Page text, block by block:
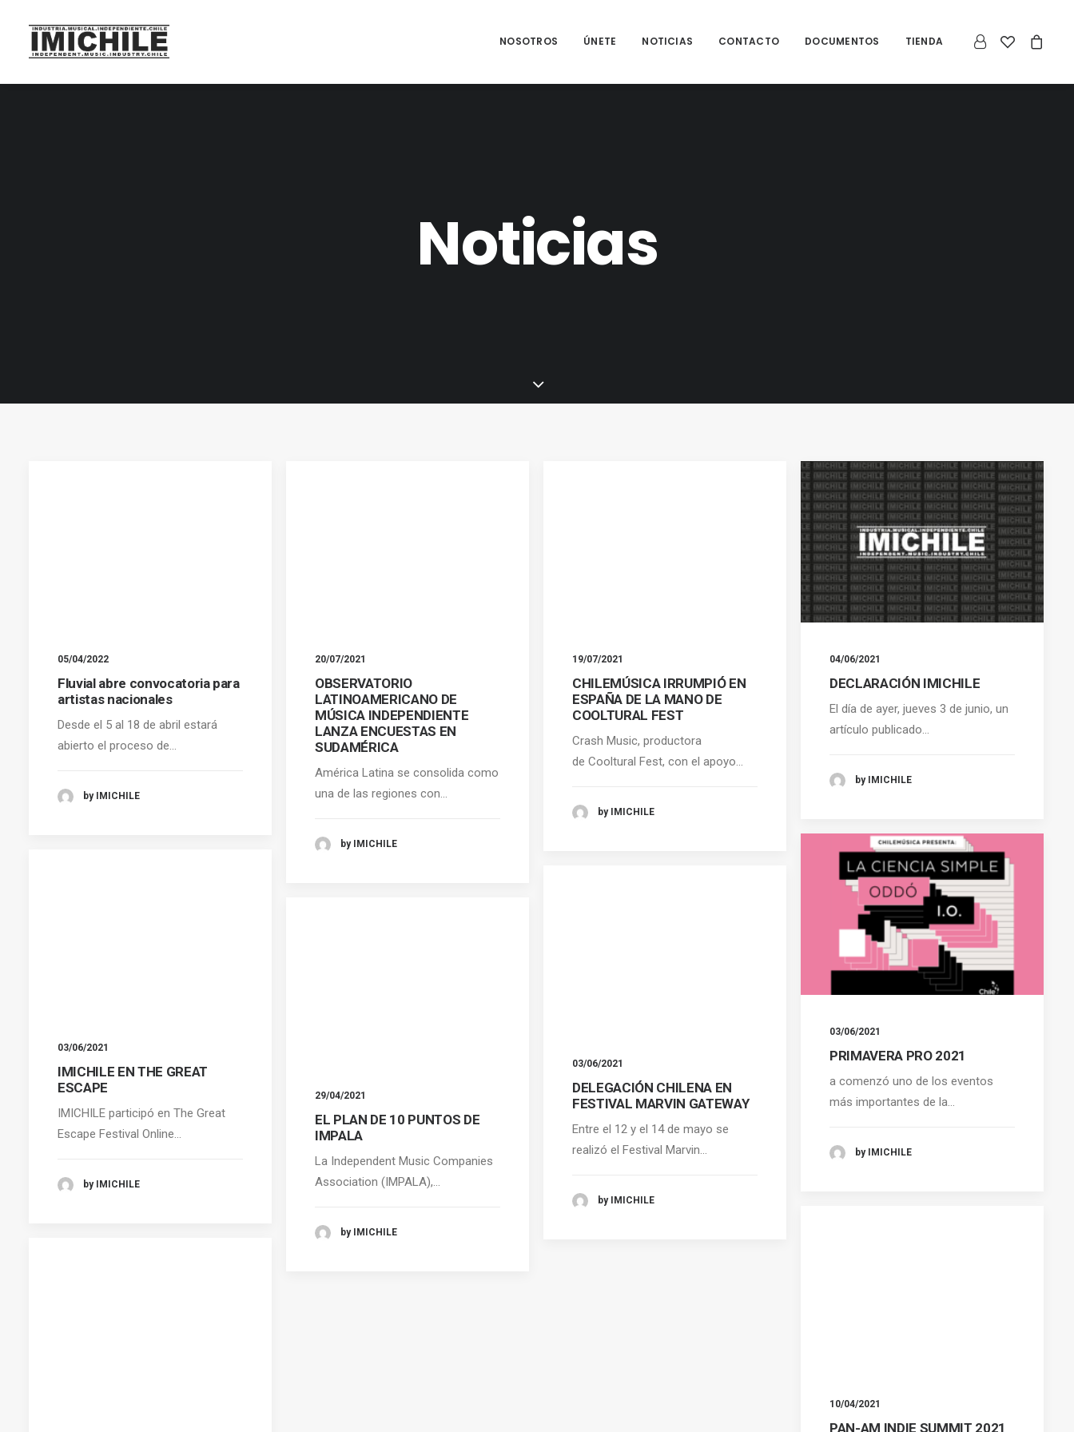
NOSOTROS ÚNETE NOTICIAS CONTACTO DOCUMENTOS TIENDA
Noticias
05/04/2022
Fluvial abre convocatoria para
artistas nacionales
Desde el 5 al 18 de abril estará
abierto el proceso de…
by IMICHILE
20/07/2021
OBSERVATORIO
LATINOAMERICANO DE
MÚSICA INDEPENDIENTE
LANZA ENCUESTAS EN
SUDAMÉRICA
América Latina se consolida como
una de las regiones con…
by IMICHILE
19/07/2021
CHILEMÚSICA IRRUMPIÓ EN
ESPAÑA DE LA MANO DE
COOLTURAL FEST
Crash Music, productora
de Cooltural Fest, con el apoyo…
by IMICHILE
04/06/2021
DECLARACIÓN IMICHILE
El día de ayer, jueves 3 de junio, un
artículo publicado…
by IMICHILE
03/06/2021
PRIMAVERA PRO 2021
a comenzó uno de los eventos
más importantes de la…
by IMICHILE
03/06/2021
IMICHILE EN THE GREAT
ESCAPE
IMICHILE participó en The Great
Escape Festival Online…
by IMICHILE
03/06/2021
DELEGACIÓN CHILENA EN
FESTIVAL MARVIN GATEWAY
Entre el 12 y el 14 de mayo se
realizó el Festival Marvin…
by IMICHILE
29/04/2021
EL PLAN DE 10 PUNTOS DE
IMPALA
La Independent Music Companies
Association (IMPALA),…
by IMICHILE
10/04/2021
PAN-AM INDIE SUMMIT 2021